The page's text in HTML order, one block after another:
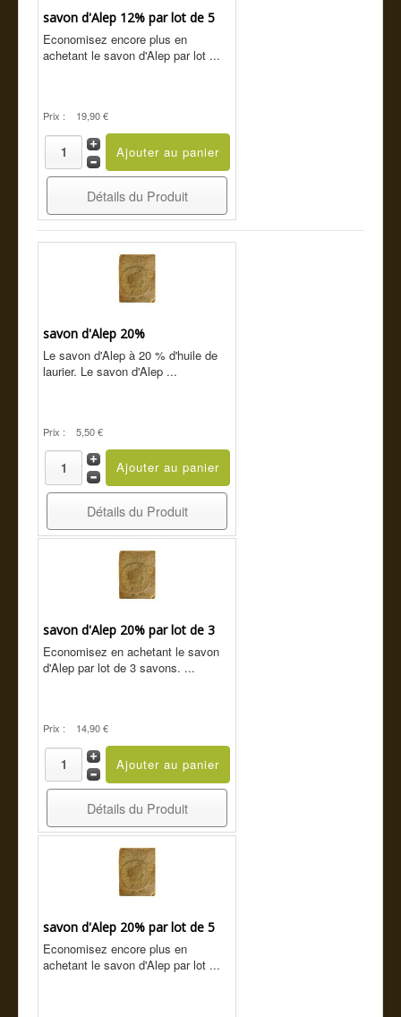
savon d'Alep 12% par lot de 5
Economisez encore plus en
achetant le savon d'Alep par lot ...
Prix : 19,90 €
Détails du Produit
savon d'Alep 20%
Le savon d'Alep à 20 % d'huile de
laurier. Le savon d'Alep ...
Prix : 5,50 €
Détails du Produit
savon d'Alep 20% par lot de 3
Economisez en achetant le savon
d'Alep par lot de 3 savons. ...
Prix : 14,90 €
Détails du Produit
savon d'Alep 20% par lot de 5
Economisez encore plus en
achetant le savon d'Alep par lot ...